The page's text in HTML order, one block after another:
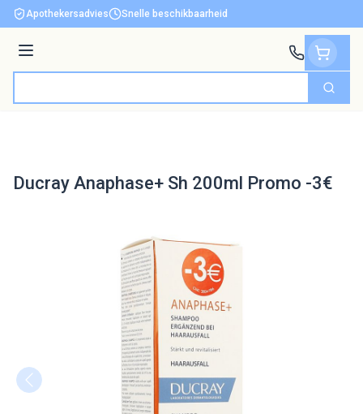
Ga naar de inhoud
Apothekersadvies Snelle beschikbaarheid
Menu
Zoek
Ducray Anaphase+ Sh 200ml Promo -3€